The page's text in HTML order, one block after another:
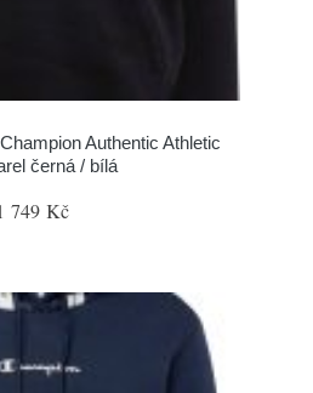
Authentic Athletic
černá / bílá
749 Kč